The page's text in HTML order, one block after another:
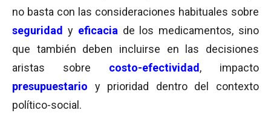
no basta con las consideraciones habituales sobre
seguridad y eficacia de los medicamentos, sino
que también deben incluirse en las decisiones
aristas sobre costo-efectividad , impacto
presupuestario y prioridad dentro del contexto
político-social.